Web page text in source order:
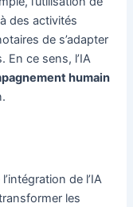
des activités
de s’adapter
En ce sens, l’IA
humain
de l’IA
les